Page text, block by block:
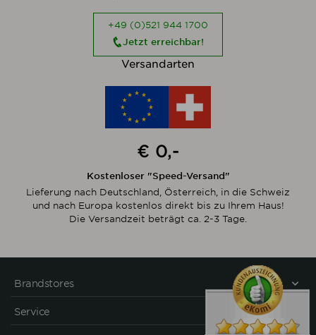
+49 (0)521 944 1700
Jetzt erreichbar!
Versandarten
€ 0,-
Kostenloser "Speed-Versand"
Lieferung nach Deutschland, Österreich, in die Schweiz
und nach Europa kostenlos direkt bis zu Ihrem Haus!
Die Versandzeit beträgt ca. 2-3 Tage.
Brandstores
Service